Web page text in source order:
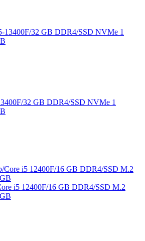
32 GB DDR4/SSD NVMe 1
i5 12400F/16 GB DDR4/SSD M.2